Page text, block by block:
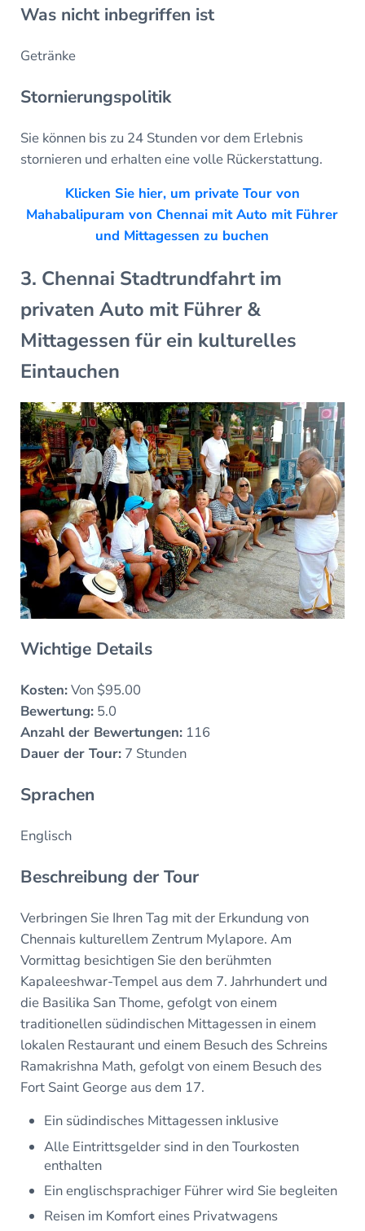
Was nicht inbegriffen ist
Getränke
Stornierungspolitik
Sie können bis zu 24 Stunden vor dem Erlebnis
stornieren und erhalten eine volle Rückerstattung.
Klicken Sie hier, um private Tour von
Mahabalipuram von Chennai mit Auto mit Führer
und Mittagessen zu buchen
3. Chennai Stadtrundfahrt im
privaten Auto mit Führer &
Mittagessen für ein kulturelles
Eintauchen
Wichtige Details
Kosten:Von $95.00
Bewertung:5.0
Anzahl der Bewertungen:116
Dauer der Tour:7 Stunden
Sprachen
Englisch
Beschreibung der Tour
Verbringen Sie Ihren Tag mit der Erkundung von
Chennais kulturellem Zentrum Mylapore. Am
Vormittag besichtigen Sie den berühmten
Kapaleeshwar-Tempel aus dem 7. Jahrhundert und
die Basilika San Thome, gefolgt von einem
traditionellen südindischen Mittagessen in einem
lokalen Restaurant und einem Besuch des Schreins
Ramakrishna Math, gefolgt von einem Besuch des
Fort Saint George aus dem 17.
Ein südindisches Mittagessen inklusive
Alle Eintrittsgelder sind in den Tourkosten
enthalten
Ein englischsprachiger Führer wird Sie begleiten
Reisen im Komfort eines Privatwagens